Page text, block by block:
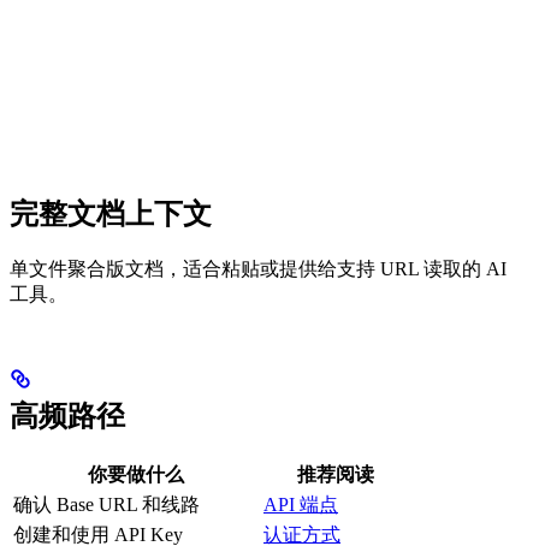
完整文档上下文
单文件聚合版文档，适合粘贴或提供给支持 URL 读取的 AI
工具。
高频路径
你要做什么
推荐阅读
确认 Base URL 和线路
API 端点
创建和使用 API Key
认证方式